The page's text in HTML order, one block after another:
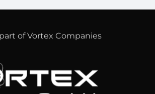
of Vortex Companies